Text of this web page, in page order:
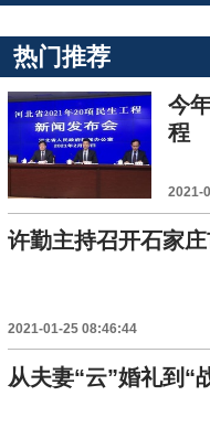
热门推荐
今
程
2021-
许勤主持召开石家
2021-01-25 08:46:44
从夫妻“云”婚礼到“